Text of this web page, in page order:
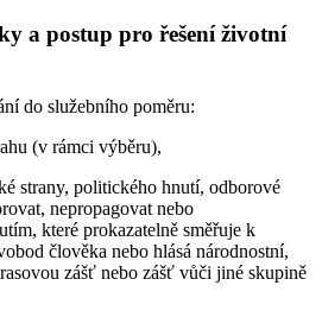
a postup pro řešení životní
do služebního poměru:
(v rámci výběru),
strany, politického hnutí, odborové
nepropagovat nebo
které prokazatelně směřuje k
člověka nebo hlásá národnostní,
zášť nebo zášť vůči jiné skupině